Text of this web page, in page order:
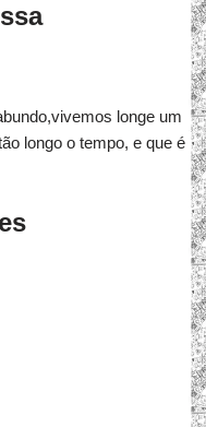
longe um
longo o tempo, e que é